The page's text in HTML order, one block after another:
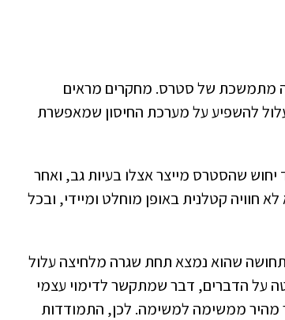
מתמשכת של סטרס. מחקרים מראים
להשפיע על מערכת החיסון שמאפשרת
שהסטרס מייצר אצלו בעיות גב, ואחר
חוויה קטלנית באופן מוחלט ומיידי, ובכל
שהוא נמצא תחת שגרה מלחיצה עלול
על הדברים, דבר שמתקשר לדימוי עצמי
מהיר ממשימה למשימה. לכן, התמודדות